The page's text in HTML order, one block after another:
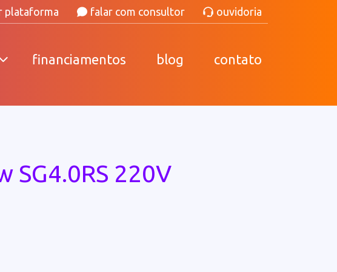
plataforma falar com consultor ouvidoria
financiamentos blog contato
SG4.0RS 220V